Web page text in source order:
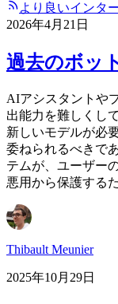
より良いインタ
2026年4月21日
過去のボッ
AIアシスタントや
出能力を難しくし
新しいモデルが必
委ねられるべきで
テムが、ユーザー
悪用から保護する
Thibault Meunier
2025年10月29日